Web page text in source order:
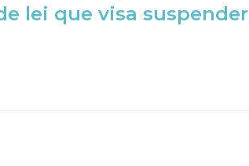
lei que visa suspender